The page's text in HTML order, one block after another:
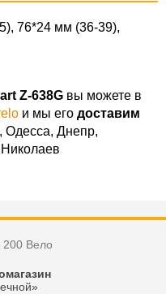
76*24 мм (36-39),
Z-638G вы можете в
и мы его доставим
Одесса, Днепр,